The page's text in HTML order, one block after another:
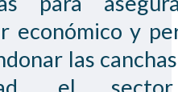
económico y
las